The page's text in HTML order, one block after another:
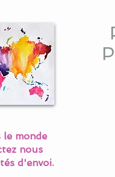
le monde
nous
d'envoi.